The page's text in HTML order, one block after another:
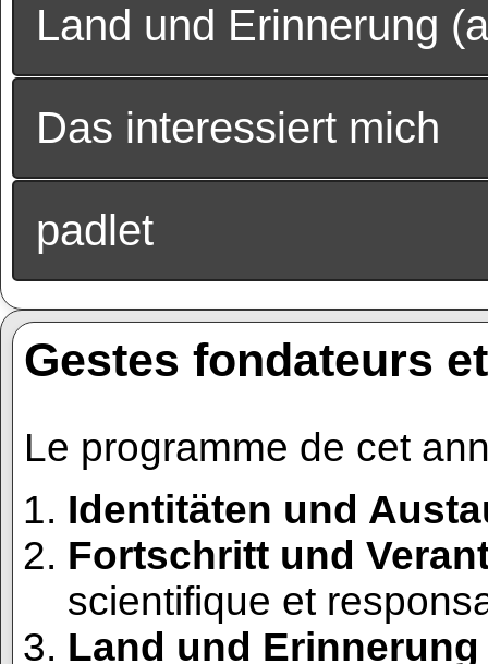
Land und Erinnerung
Das interessiert mich
padlet
Gestes fondateurs
Le programme de cet
Identitäten und
Fortschritt und
scientifique et
Land und